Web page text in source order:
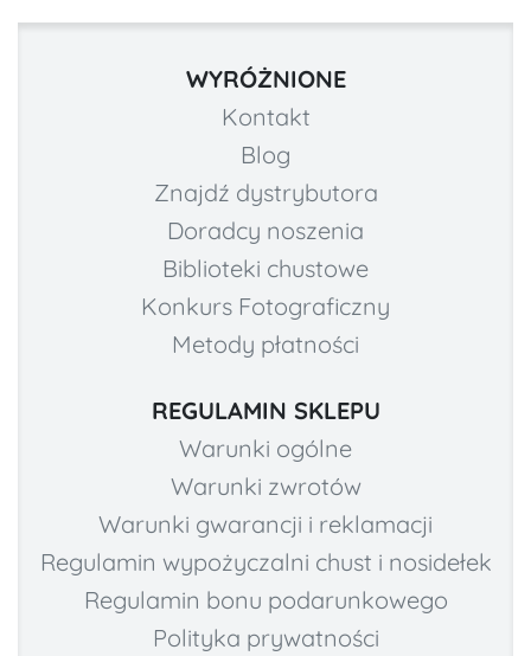
WYRÓŻNIONE
Kontakt
Blog
Znajdź dystrybutora
Doradcy noszenia
Biblioteki chustowe
Konkurs Fotograficzny
Metody płatności
REGULAMIN SKLEPU
Warunki ogólne
Warunki zwrotów
Warunki gwarancji i reklamacji
Regulamin wypożyczalni chust i nosidełek
Regulamin bonu podarunkowego
Polityka prywatności